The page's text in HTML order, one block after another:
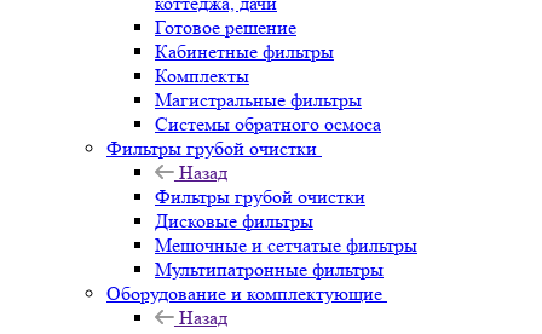
Готовое решение
Кабинетные фильтры
Комплекты
Магистральные фильтры
Системы обратного осмоса
Фильтры грубой очистки
Назад
Фильтры грубой очистки
Дисковые фильтры
Мешочные и сетчатые фильтры
Мультипатронные фильтры
Оборудование и комплектующие
Назад